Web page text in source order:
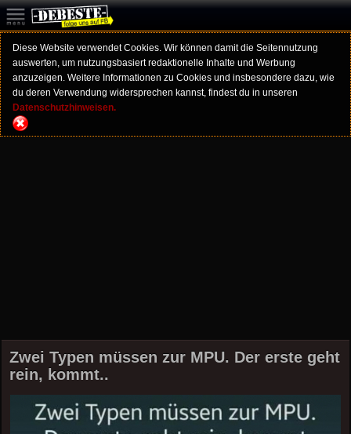
Diese Website verwendet Cookies. Wir können damit die Seitennutzung
auswerten, um nutzungsbasiert redaktionelle Inhalte und Werbung
anzuzeigen. Weitere Informationen zu Cookies und insbesondere dazu, wie
du deren Verwendung widersprechen kannst, findest du in unseren
Datenschutzhinweisen.
Zwei Typen müssen zur MPU. Der erste geht
rein, kommt..